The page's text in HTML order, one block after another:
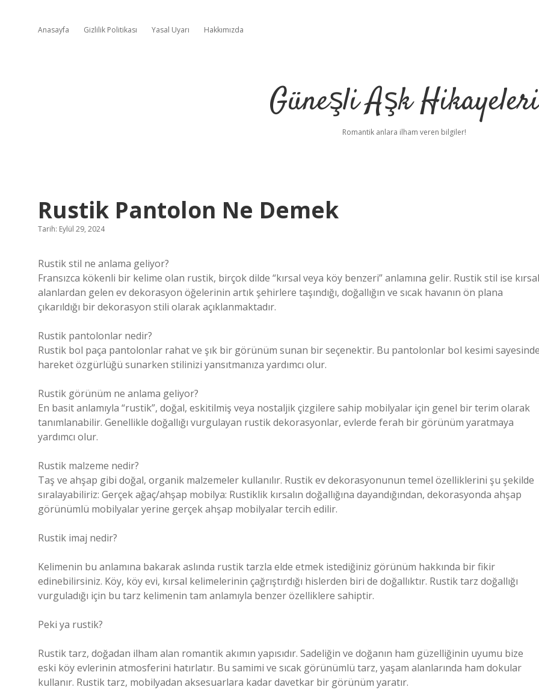
Anasayfa Gizlilik Politikası Yasal Uyarı Hakkımızda
Güneşli Aşk Hikayeleri
Romantik anlara ilham veren bilgiler!
Rustik Pantolon Ne Demek
Tarih: Eylül 29, 2024
Rustik stil ne anlama geliyor?
Fransızca kökenli bir kelime olan rustik, birçok dilde “kırsal veya köy benzeri” anlamına gelir. Rustik stil ise kırsal
alanlardan gelen ev dekorasyon öğelerinin artık şehirlere taşındığı, doğallığın ve sıcak havanın ön plana
çıkarıldığı bir dekorasyon stili olarak açıklanmaktadır.
Rustik pantolonlar nedir?
Rustik bol paça pantolonlar rahat ve şık bir görünüm sunan bir seçenektir. Bu pantolonlar bol kesimi
hareket özgürlüğü sunarken stilinizi yansıtmanıza yardımcı olur.
Rustik görünüm ne anlama geliyor?
En basit anlamıyla “rustik”, doğal, eskitilmiş veya nostaljik çizgilere sahip mobilyalar için genel bir terim olarak
tanımlanabilir. Genellikle doğallığı vurgulayan rustik dekorasyonlar, evlerde ferah bir görünüm yaratmaya
yardımcı olur.
Rustik malzeme nedir?
Taş ve ahşap gibi doğal, organik malzemeler kullanılır. Rustik ev dekorasyonunun temel özelliklerini şu şekilde
sıralayabiliriz: Gerçek ağaç/ahşap mobilya: Rustiklik kırsalın doğallığına dayandığından, dekorasyonda ahşap
görünümlü mobilyalar yerine gerçek ahşap mobilyalar tercih edilir.
Rustik imaj nedir?
Kelimenin bu anlamına bakarak aslında rustik tarzla elde etmek istediğiniz görünüm hakkında bir fikir
edinebilirsiniz. Köy, köy evi, kırsal kelimelerinin çağrıştırdığı hislerden biri de doğallıktır. Rustik tarz doğallığı
vurguladığı için bu tarz kelimenin tam anlamıyla benzer özelliklere sahiptir.
Peki ya rustik?
Rustik tarz, doğadan ilham alan romantik akımın yapısıdır. Sadeliğin ve doğanın ham güzelliğinin uyumu bize
eski köy evlerinin atmosferini hatırlatır. Bu samimi ve sıcak görünümlü tarz, yaşam alanlarında ham dokular
kullanır. Rustik tarz, mobilyadan aksesuarlara kadar davetkar bir görünüm yaratır.